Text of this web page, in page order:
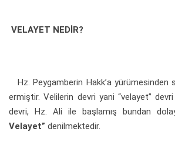
VELAYET NEDİR?
Hz. Peygamberin Hakk’a yürümesinden
ermiştir. Velilerin devri yani “velayet” devri
devri, Hz. Ali ile başlamış bundan
Velayet” denilmektedir.